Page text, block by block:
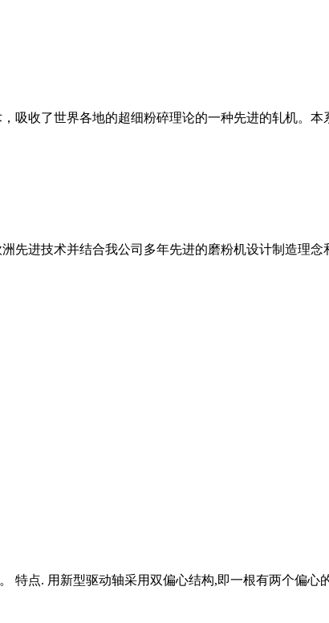
吸收了世界各地的超细粉碎理论的一种先进的轧机。
先进技术并结合我公司多年先进的磨粉机设计制造理
特点. 用新型驱动轴采用双偏心结构,即一根有两个偏心